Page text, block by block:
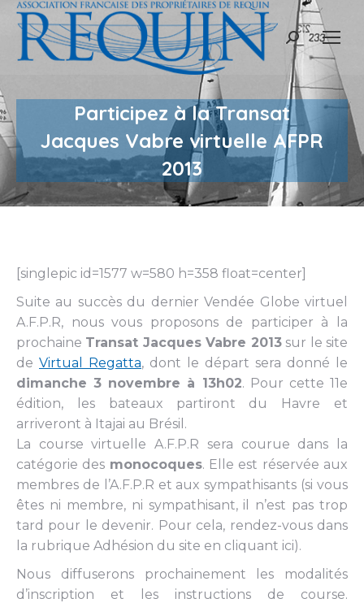
Recherche
Participez à la Transat
Jacques Vabre virtuelle AFPR
2013
[singlepic id=1577 w=580 h=358 float=center]
Suite au succès du dernier Vendée Globe virtuel
A.F.P.R, nous vous proposons de participer à la
prochaine Transat Jacques Vabre 2013sur le site
de Virtual Regatta, dont le départ sera donné le
dimanche 3 novembre à 13h02. Pour cette 11e
édition, les bateaux partiront du Havre et
arriveront à Itajai au Brésil.
La course virtuelle A.F.P.R sera courue dans la
catégorie des monocoques. Elle est réservée aux
membres de l’A.F.P.R et aux sympathisants (si vous
êtes ni membre, ni sympathisant, il n’est pas trop
tard pour le devenir. Pour cela, rendez-vous dans
la rubrique Adhésion du site en cliquant ici).
Nous diffuserons prochainement les modalités
d’inscription et les instructions de course.